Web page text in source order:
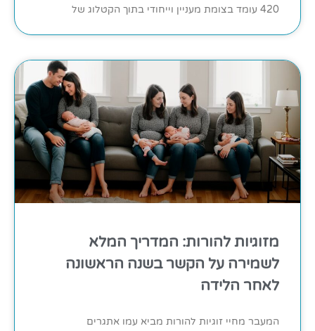
420 עומד בצומת מעניין וייחודי בתוך הקטלוג של
מזוגיות להורות: המדריך המלא
לשמירה על הקשר בשנה הראשונה
לאחר הלידה
המעבר מחיי זוגיות להורות מביא עמו אתגרים